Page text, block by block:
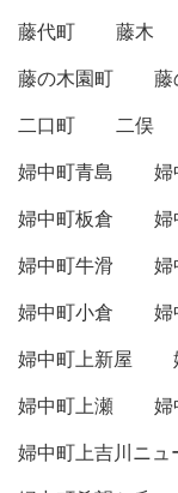
藤代町
藤木
藤の木園町
藤
二口町
二俣
婦中町青島
婦
婦中町板倉
婦
婦中町牛滑
婦
婦中町小倉
婦
婦中町上新屋
婦中町上瀬
婦
婦中町上吉川ニュ